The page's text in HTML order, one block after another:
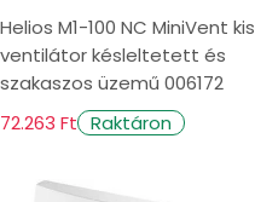
Helios M1-100 NC MiniVent kis
ventilátor késleltetett és
szakaszos üzemű 006172
72.263 Ft Raktáron